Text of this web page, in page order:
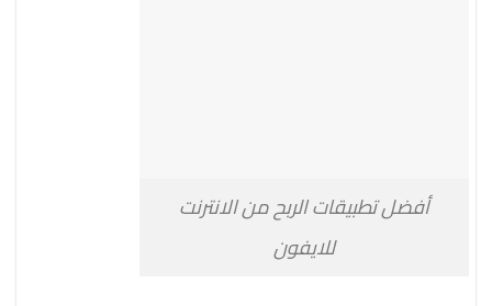
أفضل تطبيقات الربح من الانترنت
للايفون